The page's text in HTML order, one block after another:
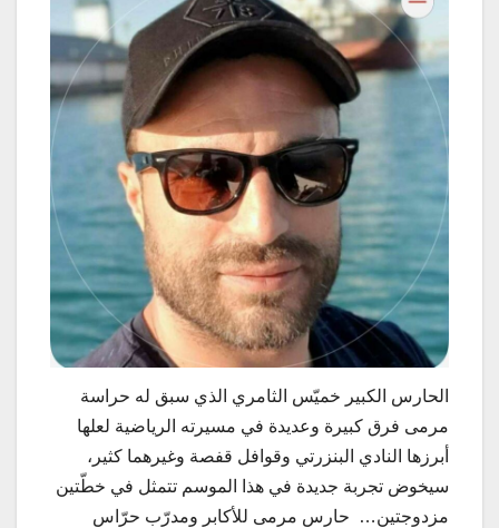
الحارس الكبير خميّس الثامري الذي سبق له حراسة
مرمى فرق كبيرة وعديدة في مسيرته الرياضية لعلها
أبرزها النادي البنزرتي وقوافل قفصة وغيرهما كثير،
سيخوض تجربة جديدة في هذا الموسم تتمثل في خطّتين
مزدوجتين… حارس مرمى للأكابر ومدرّب حرّاس